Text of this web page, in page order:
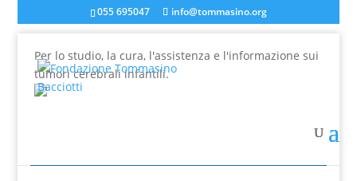
mail a info@tommasino.org o chiamare lo 055 695047
055 695047 info@tommasino.org
Per lo studio, la cura, l'assistenza e l'informazione sui
tumori cerebrali infantili.